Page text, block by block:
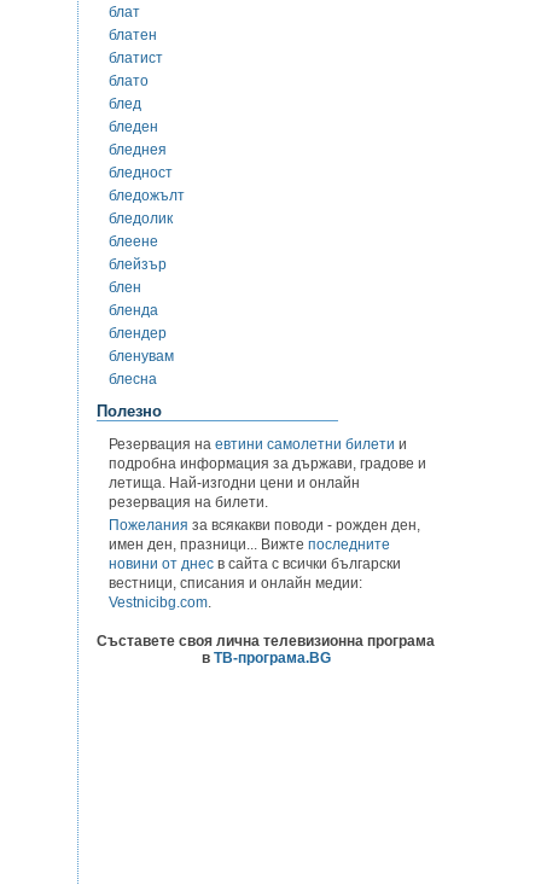
блат
блатен
блатист
блато
блед
бледен
бледнея
бледност
бледожълт
бледолик
блеене
блейзър
блен
бленда
блендер
бленувам
блесна
Полезно
Резервация на евтини самолетни билети и
подробна информация за държави, градове и
летища. Най-изгодни цени и онлайн
резервация на билети.
Пожелания за всякакви поводи - рожден ден,
имен ден, празници... Вижте последните
новини от днес в сайта с всички български
вестници, списания и онлайн медии:
Vestnicibg.com.
Съставете своя лична телевизионна програма
в ТВ-програма.BG